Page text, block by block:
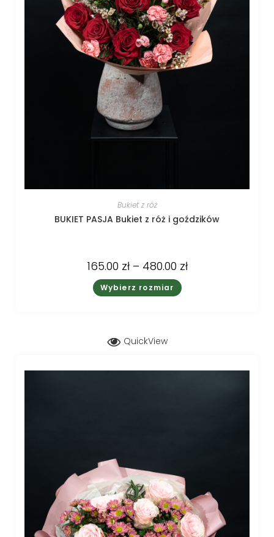
Bukiet z róż
BUKIET PASJA Bukiet z róż i goździków
165.00 zł– 480.00 zł
Wybierz rozmiar
QuickView